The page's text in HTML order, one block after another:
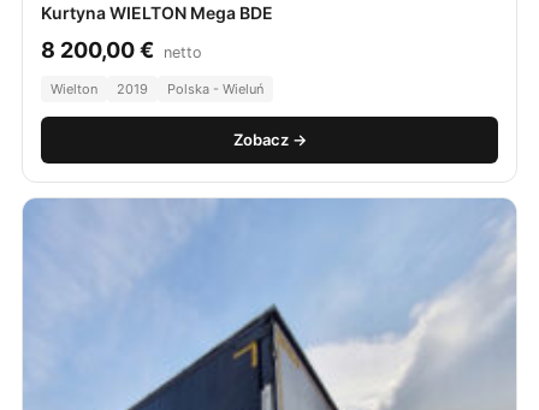
Kurtyna WIELTON Mega BDE
8 200,00€ netto
Wielton 2019 Polska - Wieluń
Zobacz →